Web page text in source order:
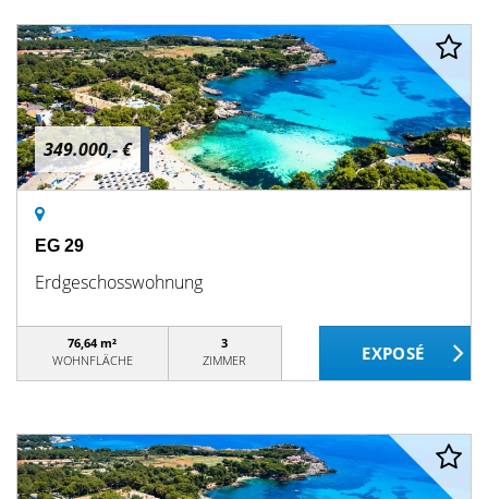
349.000,- €
EG 29
Erdgeschosswohnung
76,64 m²
WOHNFLÄCHE
3
ZIMMER